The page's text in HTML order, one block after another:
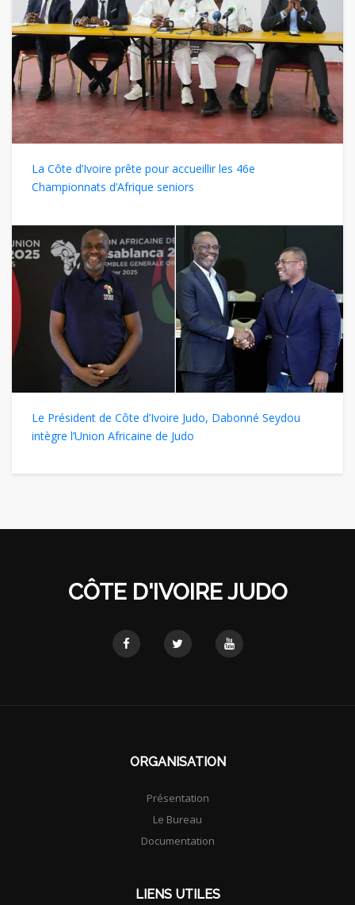
La Côte d’Ivoire prête pour accueillir les 46e
Championnats d’Afrique seniors
Le Président de Côte d’Ivoire Judo, Dabonné Seydou
intègre l’Union Africaine de Judo
CÔTE D'IVOIRE JUDO
ORGANISATION
Présentation
Le Bureau
Documentation
LIENS UTILES